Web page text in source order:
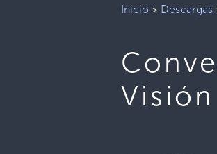
Inicio > Descargas